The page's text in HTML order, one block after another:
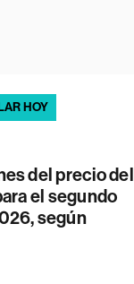
HOY
del precio del
el segundo
según